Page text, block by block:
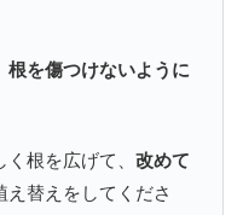
根を傷つけないように
根を広げて、 改めて
え替えをしてくださ